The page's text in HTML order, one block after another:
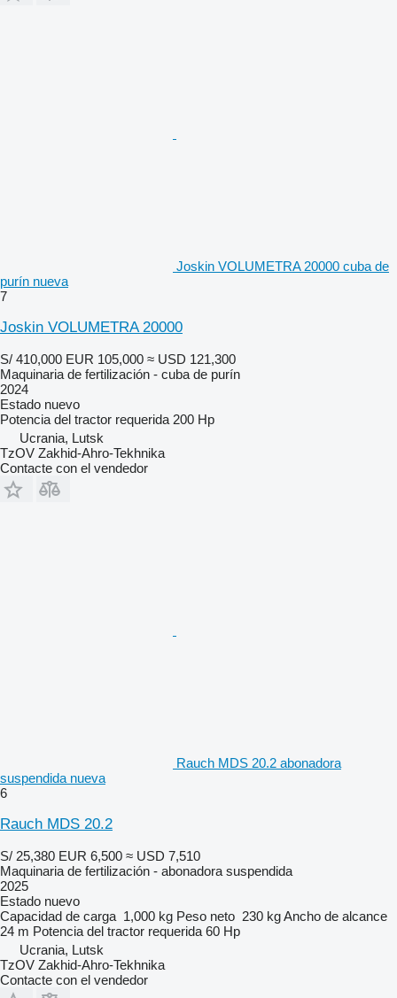
Joskin VOLUMETRA 20000 cuba de
purín nueva
7
Joskin VOLUMETRA 20000
S/ 410,000 EUR 105,000 ≈ USD 121,300
Maquinaria de fertilización - cuba de purín
2024
Estado nuevo
Potencia del tractor requerida 200 Hp
Ucrania, Lutsk
TzOV Zakhid-Ahro-Tekhnika
Contacte con el vendedor
Rauch MDS 20.2 abonadora
suspendida nueva
6
Rauch MDS 20.2
S/ 25,380 EUR 6,500 ≈ USD 7,510
Maquinaria de fertilización - abonadora suspendida
2025
Estado nuevo
Capacidad de carga 1,000 kg Peso neto 230 kgAncho de alcance
24 m Potencia del tractor requerida 60 Hp
Ucrania, Lutsk
TzOV Zakhid-Ahro-Tekhnika
Contacte con el vendedor